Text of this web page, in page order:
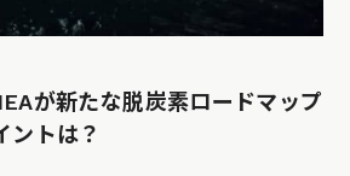
が新たな脱炭素ロードマップ
ントは？